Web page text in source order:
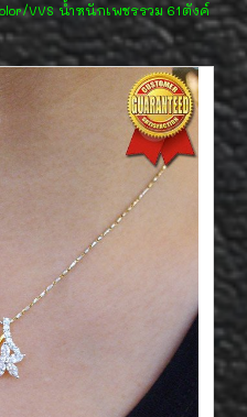
VVS น้ำหนักเพชรรวม 61ตังค์